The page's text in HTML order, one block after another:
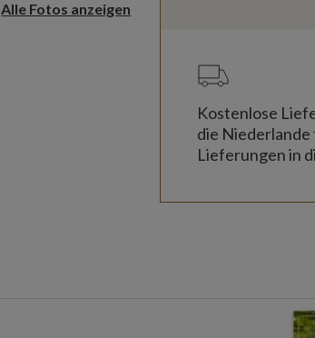
Alle Fotos anzeigen
Kostenlose
die
Lieferungen in